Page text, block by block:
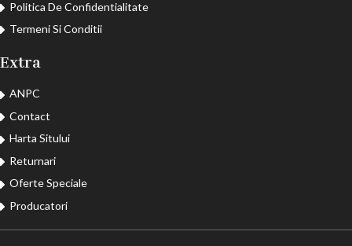
Politica De Confidentialitate
Termeni Si Conditii
Extra
ANPC
Contact
Harta Sitului
Returnari
Oferte Speciale
Producatori